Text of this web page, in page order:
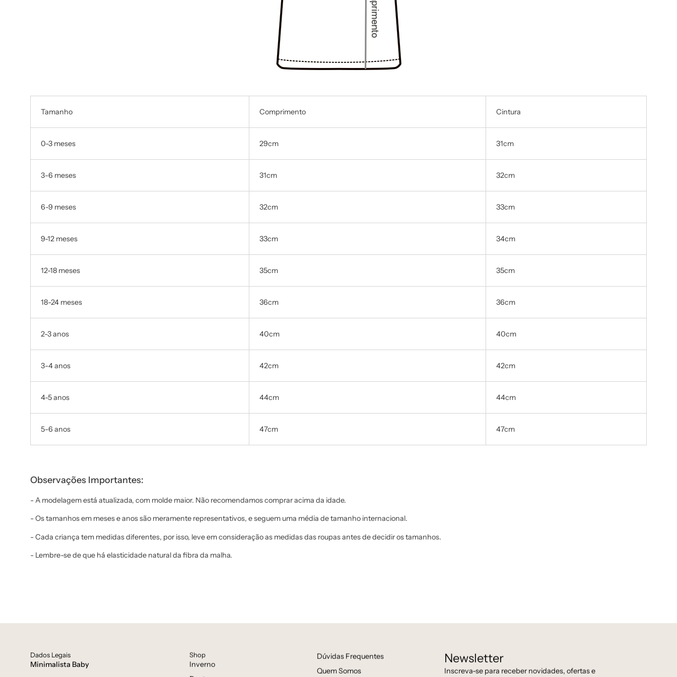
Tamanho Comprimento Cintura
0-3 meses 29cm 31cm
3-6 meses 31cm 32cm
6-9 meses 32cm 33cm
9-12 meses 33cm 34cm
12-18 meses 35cm 35cm
18-24 meses 36cm 36cm
2-3 anos 40cm 40cm
3-4 anos 42cm 42cm
4-5 anos 44cm 44cm
5-6 anos 47cm 47cm
Observações Importantes:
- A modelagem está atualizada, com molde maior. Não recomendamos comprar acima da idade.
- Os tamanhos em meses e anos são meramente representativos, e seguem uma média de tamanho internacional.
- Cada criança tem medidas diferentes, por isso, leve em consideração as medidas das roupas antes de decidir os tamanhos.
- Lembre-se de que há elasticidade natural da fibra da malha.
Dados Legais
Minimalista Baby
Shop
Inverno
Dúvidas Frequentes
Quem Somos
Newsletter
Inscreva-se para receber novidades, ofertas e